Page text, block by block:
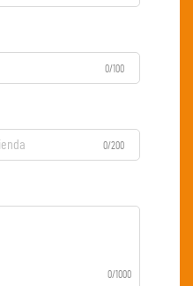
0/100
0/200
0/1000